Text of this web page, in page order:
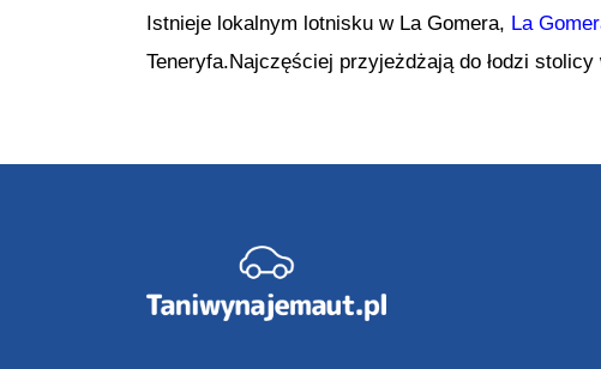
Istnieje lokalnym lotnisku w La Gomera, La
Teneryfa.Najczęściej przyjeżdżają do łodzi